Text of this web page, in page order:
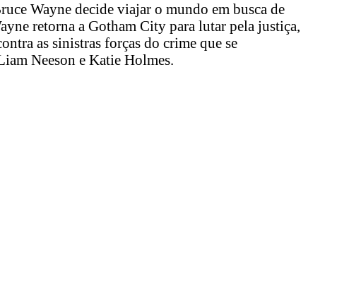
Wayne decide viajar o mundo em busca de
retorna a Gotham City para lutar pela justiça,
as sinistras forças do crime que se
Neeson e Katie Holmes.